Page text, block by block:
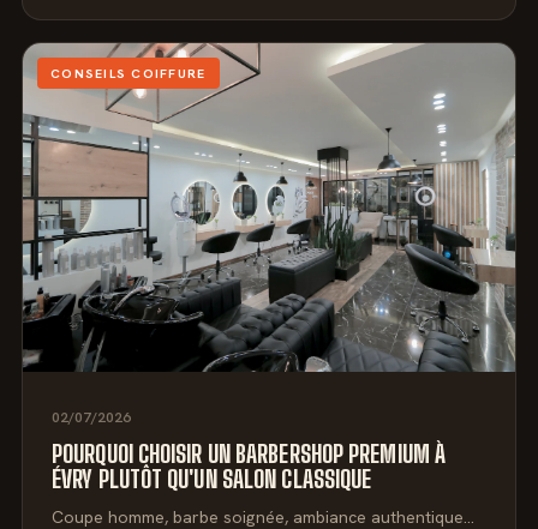
CONSEILS COIFFURE
02/07/2026
POURQUOI CHOISIR UN BARBERSHOP PREMIUM À
ÉVRY PLUTÔT QU'UN SALON CLASSIQUE
Coupe homme, barbe soignée, ambiance authentique…